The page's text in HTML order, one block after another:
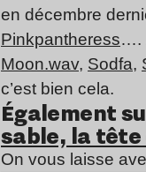
en décembre
Pinkpantheress….
Moon.wav, Sodfa,
c’est bien cela.
Également
sable, la
On vous laisse